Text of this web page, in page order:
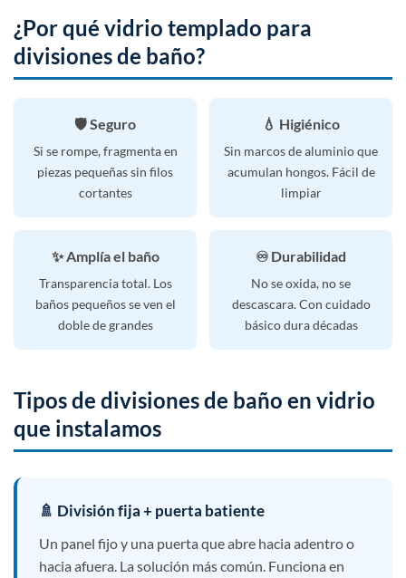
¿Por qué vidrio templado para
divisiones de baño?
🛡️ Seguro
Si se rompe, fragmenta en
piezas pequeñas sin filos
cortantes
💧 Higiénico
Sin marcos de aluminio que
acumulan hongos. Fácil de
limpiar
✨ Amplía el baño
Transparencia total. Los
baños pequeños se ven el
doble de grandes
♾️ Durabilidad
No se oxida, no se
descascara. Con cuidado
básico dura décadas
Tipos de divisiones de baño en vidrio
que instalamos
🚿 División fija + puerta batiente
Un panel fijo y una puerta que abre hacia adentro o
hacia afuera. La solución más común. Funciona en